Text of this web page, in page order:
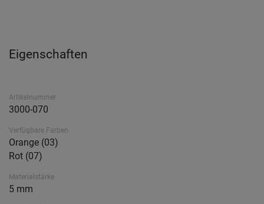
Eigenschaften
Artikelnummer
3000-070
Verfügbare Farben
Orange (03)
Rot (07)
Materialstärke
5 mm